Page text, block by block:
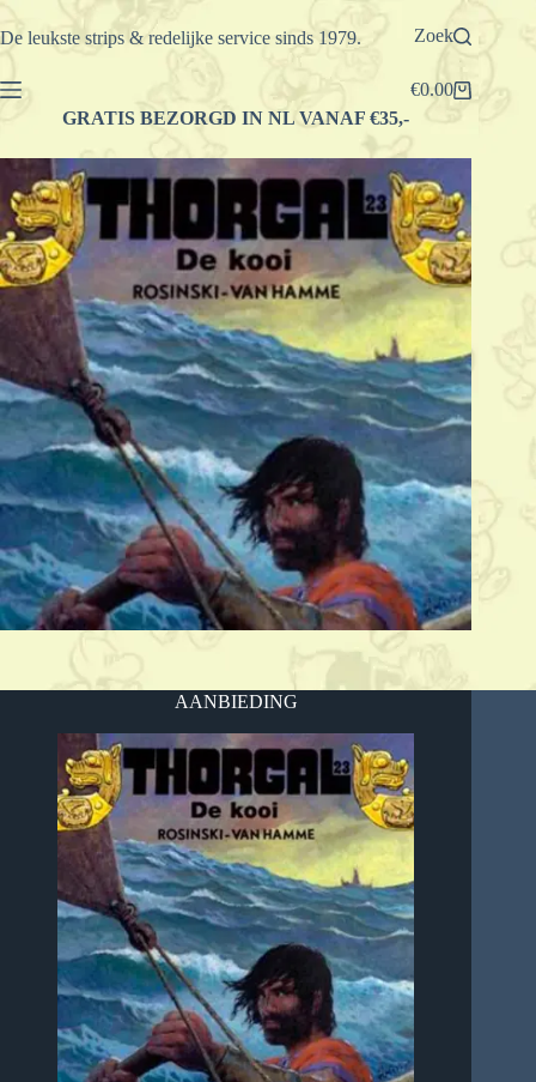
Ga
naar
De leukste strips & redelijke service sinds 1979. Zoek
Winkelwagen
€0.00
GRATIS BEZORGD IN NL VANAF €35,-
AANBIEDING